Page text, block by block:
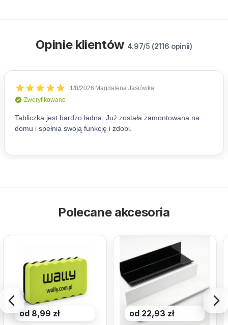
Opinie klientów 4.97/5 (2116 opinii)
Polecane akcesoria
od 8,99 zł od 22,93 zł